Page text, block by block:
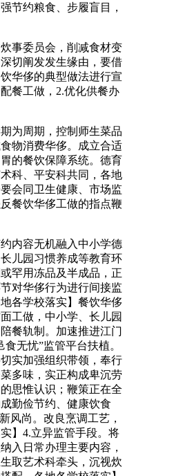
节约粮食、步履盲目，
委员会，削减食材变
切阐发发生缘由，要借
华侈的典型做法进行宣
餐工做，2.优化供餐办
周期，控制师生菜品
物消费华侈。成立合适
的餐饮保障系统。德育
科、平安科共同，各地
会同卫生健康、市场监
餐饮华侈工做的指点鞭
容无机融入中小学德
儿园习惯养成等教育环
罕用冻品及半成品，正
对华侈行为进行间接监
各学校落实】餐饮华侈
工做，中小学、长儿园
餐轨制。加速推进江门
食无忧”监管平台扶植。
实加强组织带领，奉行
多味，实正构成卑沉劳
思惟认识；鞭策正在全
勤俭节约、健康饮食
风尚。改良烹调工艺，
】4.立异监管手段。将
入日常办理主要内容，
生取艺术科牵头，沉视炊